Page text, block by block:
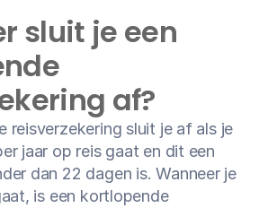
sluit je een
af?
reisverzekering sluit je af als je
jaar op reis gaat en dit een
dan 22 dagen is. Wanneer je
is een kortlopende